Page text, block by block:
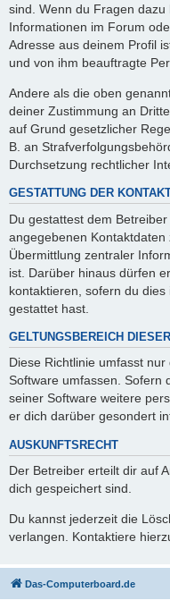
sind. Wenn du Fragen
Informationen im Forum
Adresse aus deinem Profil
und von ihm beauftragte
Andere als die oben
deiner Zustimmung an
auf Grund gesetzlicher
B. an
Durchsetzung rechtlicher
GESTATTUNG DER
Du gestattest dem
angegebenen
Übermittlung zentraler
ist. Darüber hinaus dürfen
kontaktieren, sofern du
gestattet hast.
GELTUNGSBEREICH
Diese Richtlinie umfasst
Software umfassen. Sofern
seiner Software weitere
er dich darüber gesondert
AUSKUNFTSRECHT
Der Betreiber erteilt dir auf
dich gespeichert sind.
Du kannst jederzeit die
verlangen. Kontaktiere
Das-Computerboard.de